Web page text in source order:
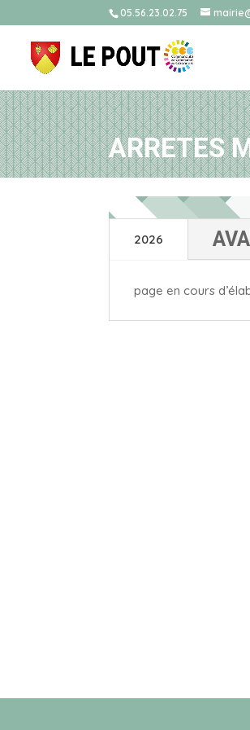
05.56.23.02.75
ARRETES
2026
page en cours